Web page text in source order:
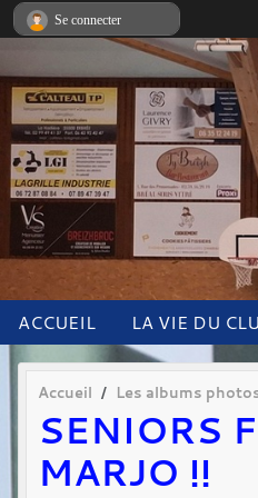
ACCUEIL LA VIE DU
Accueil Les albums
SENIORS
MARJO !!
Se connecter
Panneau de gestion des cookies